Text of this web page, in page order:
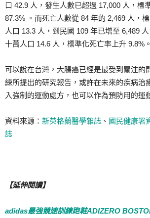
口 42.9 人，發生人數已超過 17,000 人，標
87.3% 。而死亡人數從 84 年的 2,469 人，
人口 13.3 人，到民國 109 年已增至 6,489
十萬人口 14.6 人，標準化死亡率上升 9.8%。
可以說在台灣，大腸癌已經是最受到關注的
練所提出的研究報告，或許在未來的疾病治
入強制的運動處方，也可以作為預防用的運
資料來源： 新英格蘭醫學雜誌 、 國民健康署
誌
【延伸閱讀】
adidas最強競速訓練跑鞋ADIZERO